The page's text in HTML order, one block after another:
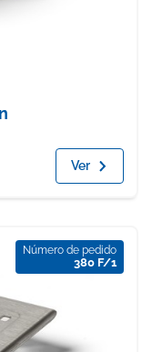
Ver
Número de pedido
380 F/1